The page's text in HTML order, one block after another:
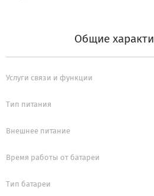
Общие
Услуги связи и функции
Тип питания
Внешнее питание
Время работы от батареи
Тип батареи